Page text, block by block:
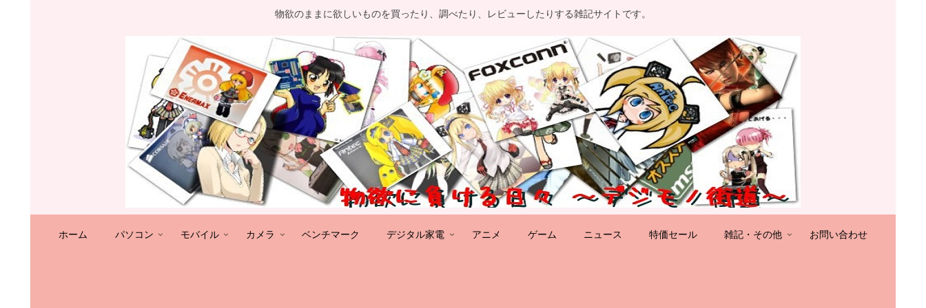
物欲のままに欲しいものを買ったり、調べたり、レビューしたりする雑記サイトです。
ホーム パソコン モバイル カメラ ベンチマーク デジタル家電 アニメ ゲーム ニュース 特価セール 雑記・その他 お問い合わせ